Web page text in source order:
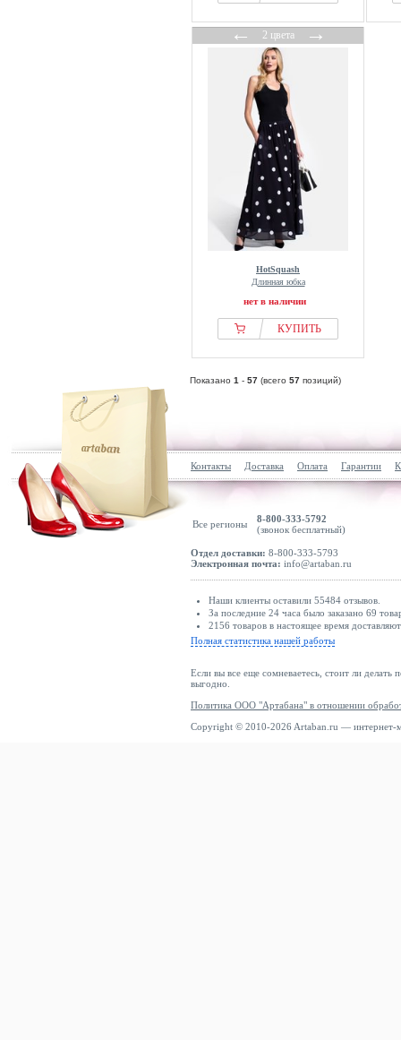
←2 цвета→
HotSquash
Длинная юбка
нет в наличии
КУПИТЬ
Показано 1 - 57 (всего 57 позиций)
Контакты Доставка Оплата Гарантии
Все регионы
8-800-333-5792
(звонок бесплатный)
Отдел доставки: 8-800-333-5793
Электронная почта: info@artaban.ru
Наши клиенты оставили 55484 отзывов.
За последние 24 часа было заказано 69
2156 товаров в настоящее время
Полная статистика нашей работы
Если вы все еще сомневаетесь, стоит ли делать
выгодно.
Политика ООО "Артабана" в отношении
Copyright © 2010-2026 Artaban.ru — интернет-